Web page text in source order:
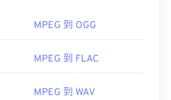
MPEG 到 OGG
MPEG 到 FLAC
MPEG 到 WAV